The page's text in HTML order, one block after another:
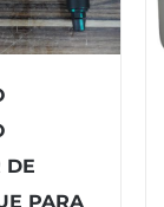
DE
PARA